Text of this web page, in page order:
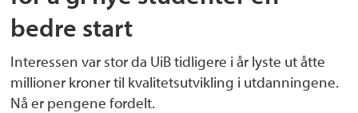
bedre start
Interessen var stor da UiB tidligere i år lyste ut åtte
millioner kroner til kvalitetsutvikling i utdanningene.
Nå er pengene fordelt.